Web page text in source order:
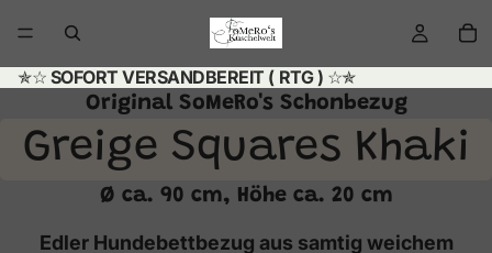
✯☆ SOFORT VERSANDBEREIT ( RTG ) ☆✯
Original SoMeRo's Schonbezug
Greige Squares Khaki
Ø ca. 90 cm, Höhe ca. 20 cm
Edler Hundebettbezug aus samtig weichem